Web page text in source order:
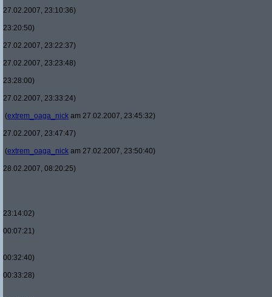
27.02.2007, 23:10:36)
23:20:50)
27.02.2007, 23:22:37)
27.02.2007, 23:23:48)
23:28:00)
27.02.2007, 23:33:24)
(extrem_oaga_nick am 27.02.2007, 23:45:32)
27.02.2007, 23:47:47)
(extrem_oaga_nick am 27.02.2007, 23:50:40)
28.02.2007, 08:20:25)
23:14:02)
00:07:21)
00:32:40)
00:33:28)